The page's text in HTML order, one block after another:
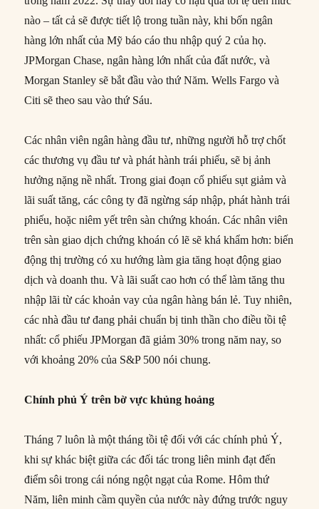
nào – tất cả sẽ được tiết lộ trong tuần này, khi bốn ngân
hàng lớn nhất của Mỹ báo cáo thu nhập quý 2 của họ.
JPMorgan Chase, ngân hàng lớn nhất của đất nước, và
Morgan Stanley sẽ bắt đầu vào thứ Năm. Wells Fargo và
Citi sẽ theo sau vào thứ Sáu.
Các nhân viên ngân hàng đầu tư, những người hỗ trợ chốt
các thương vụ đầu tư và phát hành trái phiếu, sẽ bị ảnh
hưởng nặng nề nhất. Trong giai đoạn cổ phiếu sụt giảm và
lãi suất tăng, các công ty đã ngừng sáp nhập, phát hành trái
phiếu, hoặc niêm yết trên sàn chứng khoán. Các nhân viên
trên sàn giao dịch chứng khoán có lẽ sẽ khá khẩm hơn: biến
động thị trường có xu hướng làm gia tăng hoạt động giao
dịch và doanh thu. Và lãi suất cao hơn có thể làm tăng thu
nhập lãi từ các khoản vay của ngân hàng bán lẻ. Tuy nhiên,
các nhà đầu tư đang phải chuẩn bị tinh thần cho điều tồi tệ
nhất: cổ phiếu JPMorgan đã giảm 30% trong năm nay, so
với khoảng 20% của S&P 500 nói chung.
Chính phủ Ý trên bờ vực khủng hoảng
Tháng 7 luôn là một tháng tồi tệ đối với các chính phủ Ý,
khi sự khác biệt giữa các đối tác trong liên minh đạt đến
điểm sôi trong cái nóng ngột ngạt của Rome. Hôm thứ
Năm, liên minh cầm quyền của nước này đứng trước nguy